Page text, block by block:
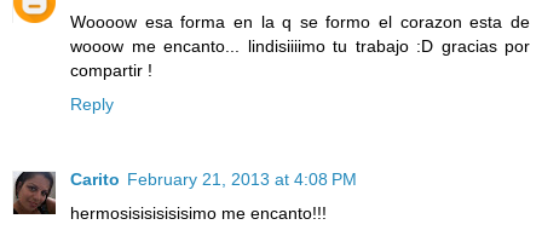
Woooow esa forma en la q se formo el corazon esta de
wooow me encanto... lindisiiiimo tu trabajo :D gracias por
compartir !
Reply
Carito February 21, 2013 at 4:08 PM
hermosisisisisisimo me encanto!!!